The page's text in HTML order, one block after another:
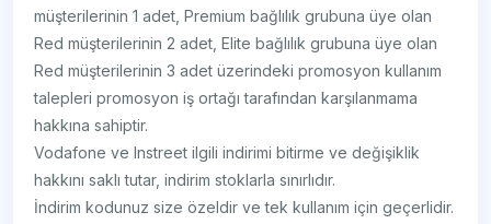
müşterilerinin 1 adet, Premium bağlılık grubuna üye olan
Red müşterilerinin 2 adet, Elite bağlılık grubuna üye olan
Red müşterilerinin 3 adet üzerindeki promosyon kullanım
talepleri promosyon iş ortağı tarafından karşılanmama
hakkına sahiptir.
Vodafone ve Instreet ilgili indirimi bitirme ve değişiklik
hakkını saklı tutar, indirim stoklarla sınırlıdır.
İndirim kodunuz size özeldir ve tek kullanım için geçerlidir.